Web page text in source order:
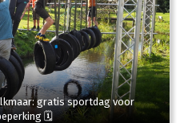
gratis sportdag voor
🗓